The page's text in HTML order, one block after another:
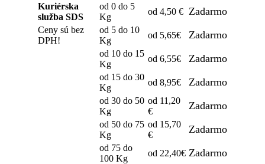
Kuriérska
služba SDS
od 0 do 5
Kg
od 4,50 € Zadarmo
Ceny sú bez
DPH!
od 5 do 10
Kg
od 5,65€ Zadarmo
od 10 do 15
Kg
od 6,55€ Zadarmo
od 15 do 30
Kg
od 8,95€ Zadarmo
od 30 do 50
Kg
od 11,20
€
Zadarmo
od 50 do 75
Kg
od 15,70
€
Zadarmo
od 75 do
100 Kg
od 22,40€ Zadarmo